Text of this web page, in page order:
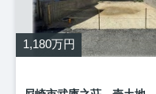
1,180万円